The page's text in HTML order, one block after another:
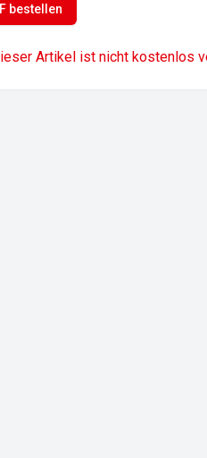
bestellen
Artikel ist nicht kostenlos